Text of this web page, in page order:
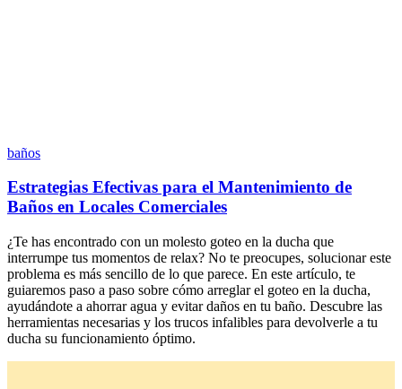
baños
Estrategias Efectivas para el Mantenimiento de
Baños en Locales Comerciales
¿Te has encontrado con un molesto goteo en la ducha que
interrumpe tus momentos de relax? No te preocupes, solucionar este
problema es más sencillo de lo que parece. En este artículo, te
guiaremos paso a paso sobre cómo arreglar el goteo en la ducha,
ayudándote a ahorrar agua y evitar daños en tu baño. Descubre las
herramientas necesarias y los trucos infalibles para devolverle a tu
ducha su funcionamiento óptimo.